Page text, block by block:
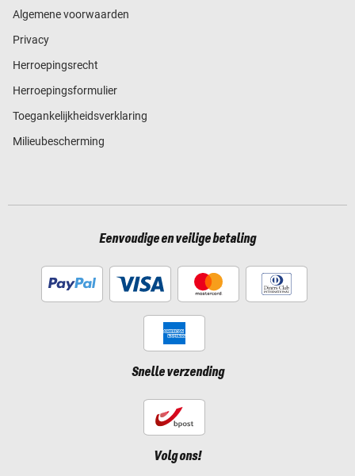
Algemene voorwaarden
Privacy
Herroepingsrecht
Herroepingsformulier
Toegankelijkheidsverklaring
Milieubescherming
Eenvoudige en veilige betaling
Snelle verzending
Volg ons!